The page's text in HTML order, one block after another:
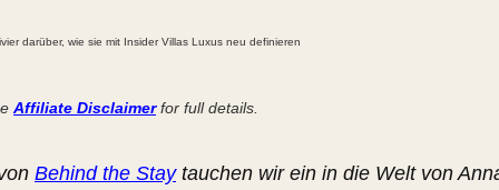
darüber, wie sie mit Insider Villas Luxus neu definieren
Affiliate Disclaimerfor full details.
Behind the Staytauchen wir ein in die Welt von